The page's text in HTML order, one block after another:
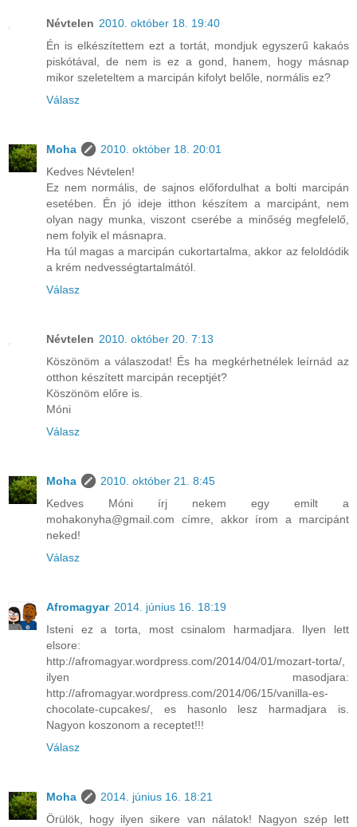
Névtelen 2010. október 18. 19:40
Én is elkészítettem ezt a tortát, mondjuk egyszerű kakaós
piskótával, de nem is ez a gond, hanem, hogy másnap
mikor szeleteltem a marcipán kifolyt belőle, normális ez?
Válasz
Moha
2010. október 18. 20:01
Kedves Névtelen!
Ez nem normális, de sajnos előfordulhat a bolti marcipán
esetében. Én jó ideje itthon készítem a marcipánt, nem
olyan nagy munka, viszont cserébe a minőség megfelelő,
nem folyik el másnapra.
Ha túl magas a marcipán cukortartalma, akkor az feloldódik
a krém nedvességtartalmától.
Válasz
Névtelen 2010. október 20. 7:13
Köszönöm a válaszodat! És ha megkérhetnélek leírnád az
otthon készített marcipán receptjét?
Köszönöm előre is.
Móni
Válasz
Moha
2010. október 21. 8:45
Kedves Móni írj nekem egy emilt a
mohakonyha@gmail.com címre, akkor írom a marcipánt
neked!
Válasz
Afromagyar 2014. június 16. 18:19
Isteni ez a torta, most csinalom harmadjara. Ilyen lett
elsore:
http://afromagyar.wordpress.com/2014/04/01/mozart-torta/,
ilyen masodjara:
http://afromagyar.wordpress.com/2014/06/15/vanilla-es-
chocolate-cupcakes/, es hasonlo lesz harmadjara is.
Nagyon koszonom a receptet!!!
Válasz
Moha
2014. június 16. 18:21
Örülök, hogy ilyen sikere van nálatok! Nagyon szép lett